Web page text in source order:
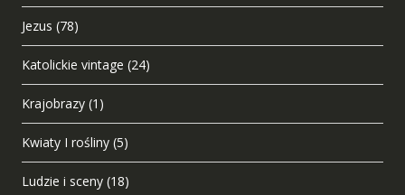
Jezus (78)
Katolickie vintage (24)
Krajobrazy (1)
Kwiaty I rośliny (5)
Ludzie i sceny (18)